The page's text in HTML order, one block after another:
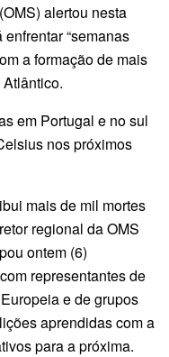
alertou nesta
“semanas
a formação de mais
em Portugal e no sul
nos próximos
mais de mil mortes
regional da OMS
ontem (6)
representantes de
e de grupos
aprendidas com a
para a próxima.